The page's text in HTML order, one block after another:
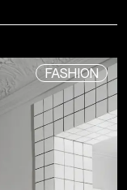
FASHION